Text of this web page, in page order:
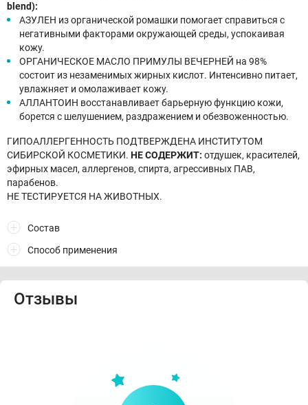
blend):
АЗУЛЕН из органической ромашки помогает справиться c
негативными факторами окружающей среды, успокаивая
кожу.
ОРГАНИЧЕСКОЕ МАСЛО ПРИМУЛЫ ВЕЧЕРНЕЙ на 98%
состоит из незаменимых жирных кислот. Интенсивно питает,
увлажняет и омолаживает кожу.
АЛЛАНТОИН восстанавливает барьерную функцию кожи,
борется с шелушением, раздражением и обезвоженностью.
ГИПОАЛЛЕРГЕННОСТЬ ПОДТВЕРЖДЕНА ИНСТИТУТОМ
СИБИРСКОЙ КОСМЕТИКИ. НЕ СОДЕРЖИТ: отдушек, красителей,
эфирных масел, аллергенов, спирта, агрессивных ПАВ,
парабенов.
НЕ ТЕСТИРУЕТСЯ НА ЖИВОТНЫХ.
Состав
Способ применения
Отзывы